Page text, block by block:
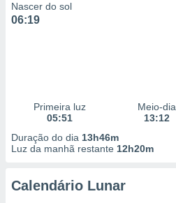
Nascer do sol
06:19
Primeira luz
05:51
Meio-dia
13:12
Duração do dia 13h46m
Luz da manhã restante 12h20m
Calendário Lunar